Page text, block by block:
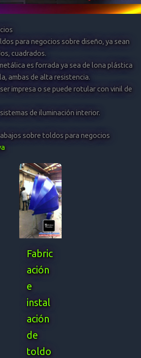
para negocios sobre diseño, ya sean
cuadrados.
es forrada ya sea de lona plástica
ambas de alta resistencia.
impresa o se puede rotular con vinil de
de iluminación interior.
sobre toldos para negocios
Fabric
ación
e
instal
ación
de
toldo